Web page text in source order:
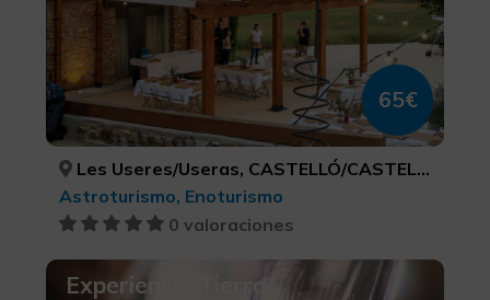
65€
Les Useres/Useras, CASTELLÓ/CASTELLÓN
Astroturismo, Enoturismo
0 valoraciones
Experiencia Tierra